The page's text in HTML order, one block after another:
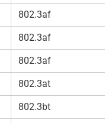
802.3af
802.3af
802.3af
802.3at
802.3bt